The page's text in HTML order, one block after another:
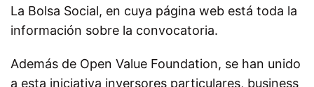
La Bolsa Social, en cuya página web está toda la
información sobre la convocatoria.
Además de Open Value Foundation, se han unido
a esta iniciativa inversores particulares, business